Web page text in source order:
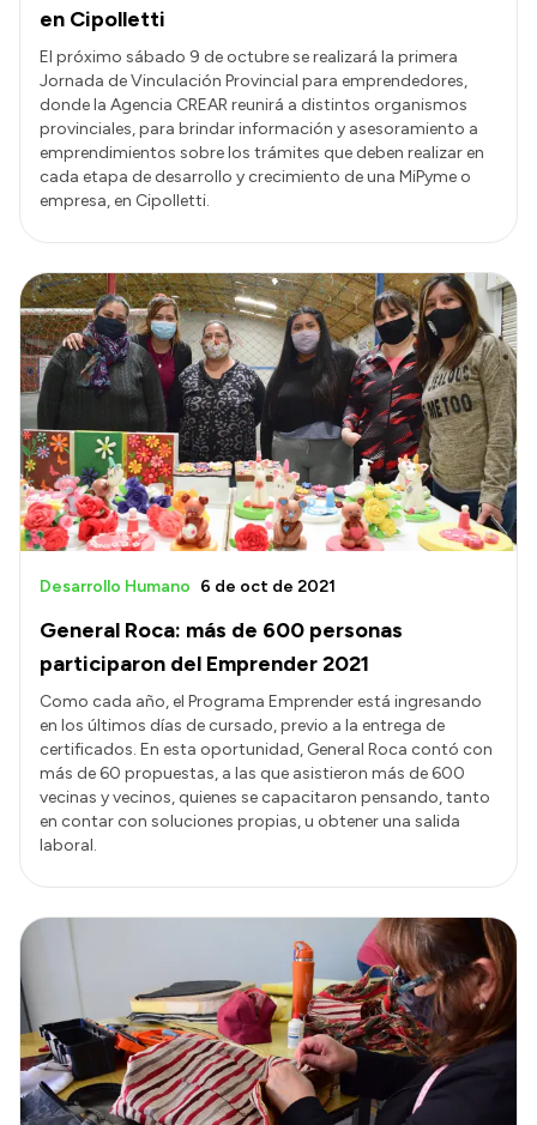
en Cipolletti
El próximo sábado 9 de octubre se realizará la primera
Jornada de Vinculación Provincial para emprendedores,
donde la Agencia CREAR reunirá a distintos organismos
provinciales, para brindar información y asesoramiento a
emprendimientos sobre los trámites que deben realizar en
cada etapa de desarrollo y crecimiento de una MiPyme o
empresa, en Cipolletti.
General Roca: más de 600 personas
participaron del Emprender 2021
Desarrollo Humano 6 de oct de 2021
Como cada año, el Programa Emprender está ingresando
en los últimos días de cursado, previo a la entrega de
certificados. En esta oportunidad, General Roca contó con
más de 60 propuestas, a las que asistieron más de 600
vecinas y vecinos, quienes se capacitaron pensando, tanto
en contar con soluciones propias, u obtener una salida
laboral.